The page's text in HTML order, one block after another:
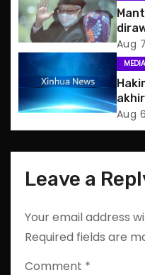
i
o
n
Aug
Haiti
Aug
Leave a
Your email address
Required fields are
Comment *